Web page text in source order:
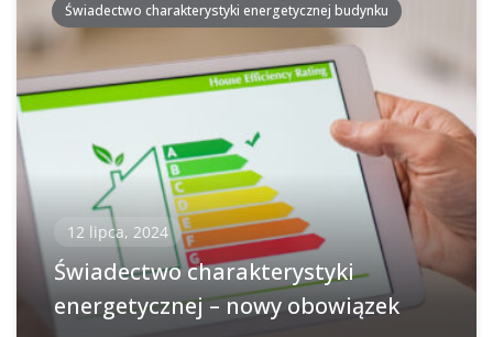
Świadectwo charakterystyki energetycznej budynku
12 lipca, 2024
Świadectwo charakterystyki
energetycznej – nowy obowiązek